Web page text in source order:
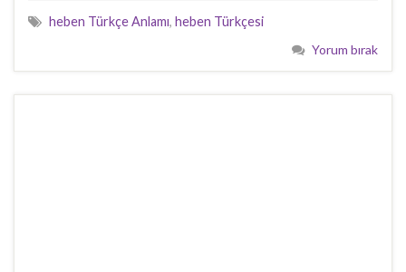
heben Türkçe Anlamı, heben Türkçesi
Yorum bırak